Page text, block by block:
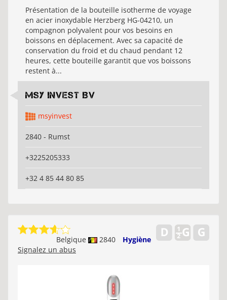
Présentation de la bouteille isotherme de voyage
en acier inoxydable Herzberg HG-04210, un
compagnon polyvalent pour vos besoins en
boissons en déplacement. Avec sa capacité de
conservation du froid et du chaud pendant 12
heures, cette bouteille garantit que vos boissons
restent à...
MSY Invest BV
msyinvest
2840 - Rumst
+3225205333
+32 4 85 44 80 85
Belgique 2840
Hygiène
Signalez un abus